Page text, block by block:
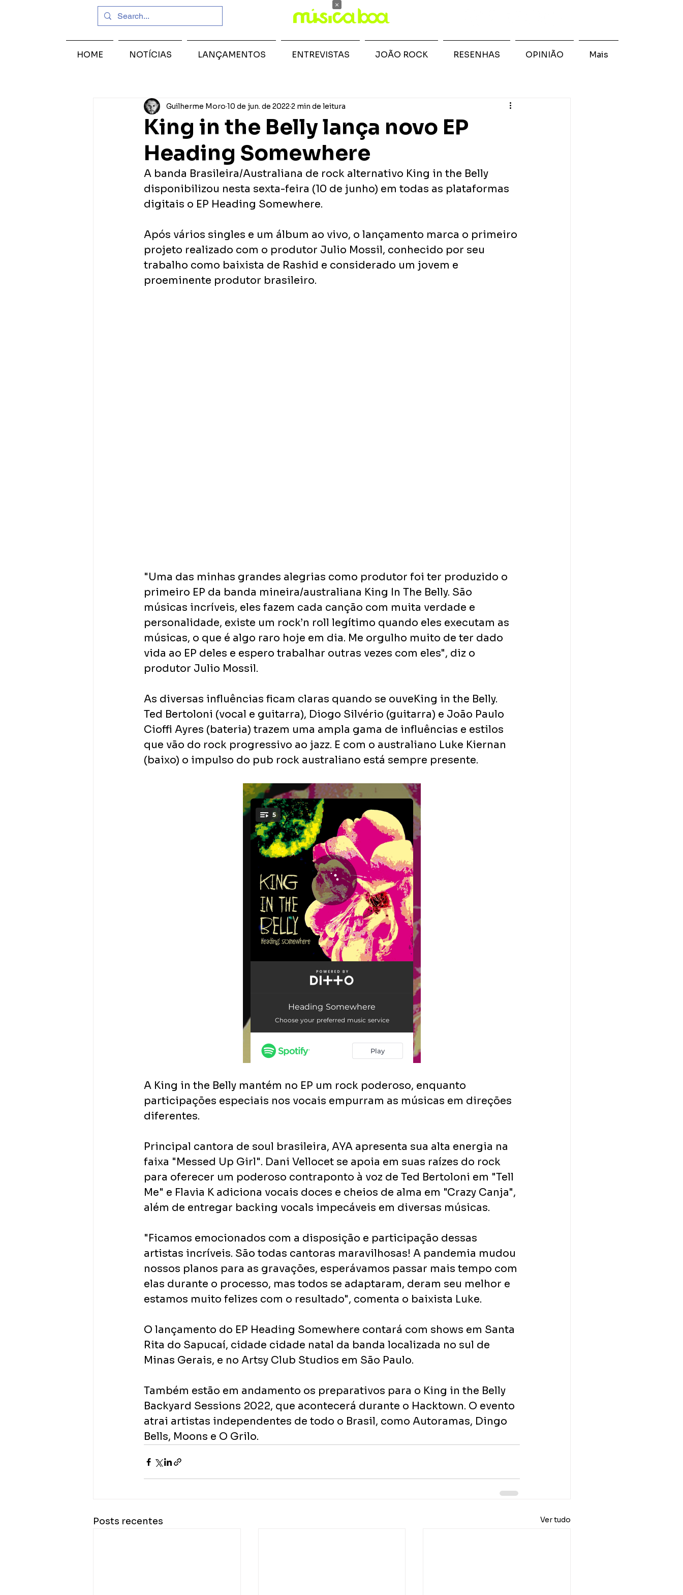
King in the Belly lança novo EP
Heading Somewhere
Guilherme Moro 10 de jun. de 2022 2 min de leitura
A banda Brasileira/Australiana de rock alternativo King in the Belly
disponibilizou nesta sexta-feira (10 de junho) em todas as plataformas
digitais o EP Heading Somewhere.
Após vários singles e um álbum ao vivo, o lançamento marca o primeiro
projeto realizado com o produtor Julio Mossil, conhecido por seu
trabalho como baixista de Rashid e considerado um jovem e
proeminente produtor brasileiro.
"Uma das minhas grandes alegrias como produtor foi ter produzido o
primeiro EP da banda mineira/australiana King In The Belly. São
músicas incríveis, eles fazem cada canção com muita verdade e
personalidade, existe um rock’n roll legítimo quando eles executam as
músicas, o que é algo raro hoje em dia. Me orgulho muito de ter dado
vida ao EP deles e espero trabalhar outras vezes com eles", diz o
produtor Julio Mossil.
As diversas influências ficam claras quando se ouveKing in the Belly.
Ted Bertoloni (vocal e guitarra), Diogo Silvério (guitarra) e João Paulo
Cioffi Ayres (bateria) trazem uma ampla gama de influências e estilos
que vão do rock progressivo ao jazz. E com o australiano Luke Kiernan
(baixo) o impulso do pub rock australiano está sempre presente.
A King in the Belly mantém no EP um rock poderoso, enquanto
participações especiais nos vocais empurram as músicas em direções
diferentes.
Principal cantora de soul brasileira, AYA apresenta sua alta energia na
faixa "Messed Up Girl". Dani Vellocet se apoia em suas raízes do rock
para oferecer um poderoso contraponto à voz de Ted Bertoloni em "Tell
Me" e Flavia K adiciona vocais doces e cheios de alma em "Crazy Canja",
além de entregar backing vocals impecáveis em diversas músicas.
"Ficamos emocionados com a disposição e participação dessas
artistas incríveis. São todas cantoras maravilhosas! A pandemia mudou
nossos planos para as gravações, esperávamos passar mais tempo com
elas durante o processo, mas todos se adaptaram, deram seu melhor e
estamos muito felizes com o resultado", comenta o baixista Luke.
O lançamento do EP Heading Somewhere contará com shows em Santa
Rita do Sapucaí, cidade cidade natal da banda localizada no sul de
Minas Gerais, e no Artsy Club Studios em São Paulo.
Também estão em andamento os preparativos para o King in the Belly
Backyard Sessions 2022, que acontecerá durante o Hacktown. O evento
atrai artistas independentes de todo o Brasil, como Autoramas, Dingo
Bells, Moons e O Grilo.
Posts recentes Ver tudo
HOME NOTÍCIAS LANÇAMENTOS ENTREVISTAS JOÃO ROCK RESENHAS OPINIÃO Mais
×